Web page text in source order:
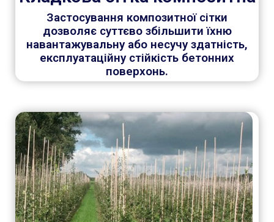
Застосування композитної сітки
дозволяє суттєво збільшити їхню
навантажувальну або несучу здатність,
експлуатаційну стійкість бетонних
поверхонь.